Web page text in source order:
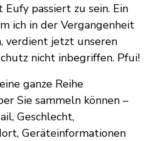
passiert zu sein. Ein
ich in der Vergangenheit
verdient jetzt unseren
nicht inbegriffen. Pfui!
ganze Reihe
Sie sammeln können –
Geschlecht,
Geräteinformationen